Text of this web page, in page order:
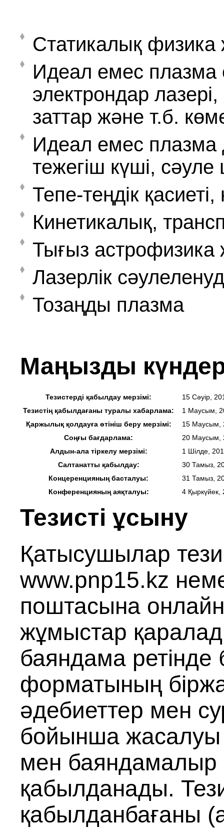
Статикалық физика
Идеал емес плазма
электрондар
заттар және т.б.
Идеал емес плазма
тежегіш күші,
Тепе-теңдік
Кинетикалық,
Тығыз
Лазерлік
Тозаңды плазма
Маңызды
Тезистерді қабылдау мерзімі:
15 Сәуір,
Тезистің қабылдағаны туралы хабарлама:
1 Маусым,
Қаржылық қолдауға өтініш беру мерзімі:
15 Маусым,
Соңғы бағдарлама:
20 Маусым,
Алдын-ала тіркелу мерзімі:
1 Шілде,
Салтанатты қабылдау:
30 Тамыз,
Концеренцияның басталуы:
31 Тамыз,
Конференцияның аяқталуы:
4 Қыркүйек,
Тезисті ұсыну
Қатысушылар
www.pnp15.kz
поштасына
жұмыстар
баяндама ретінде
форматының
әдебиеттер мен
бойынша жасалуы
мен баяндамалыр
қабылданады.
қабылданбағаны